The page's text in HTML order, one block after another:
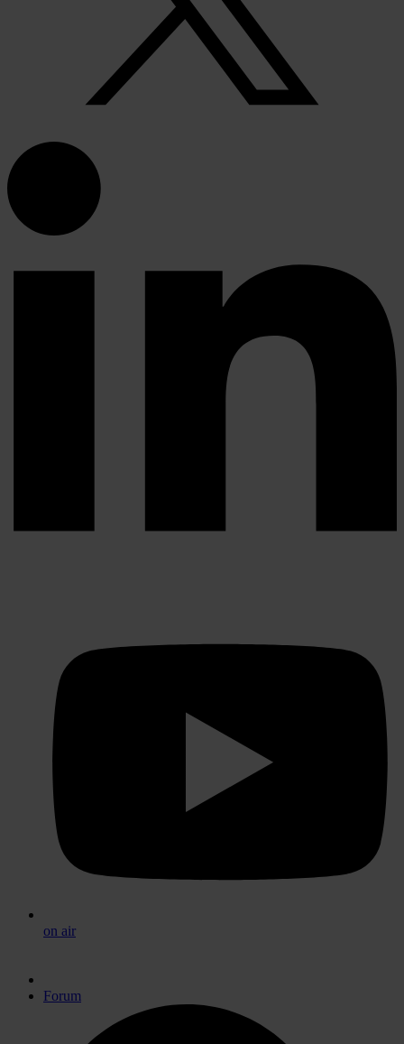
on air
Forum